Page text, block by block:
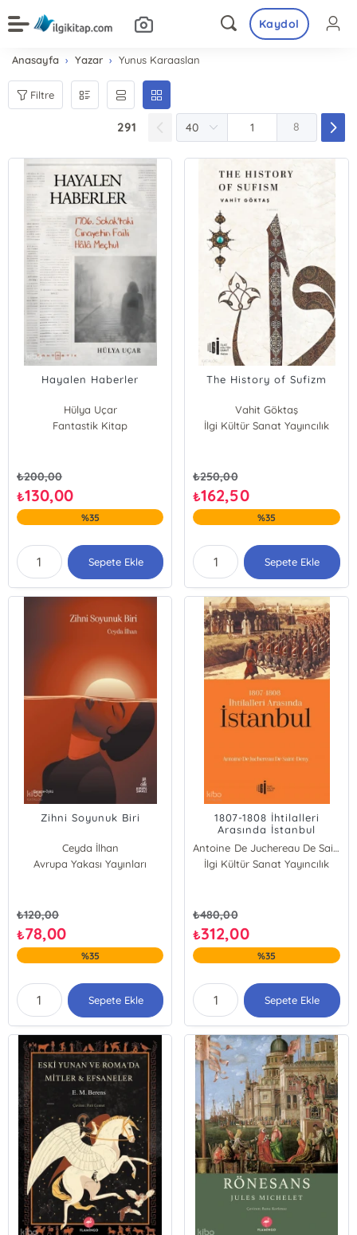
Kaydol
Anasayfa Yazar Yunus Karaaslan
Filtre
291 8
Hayalen Haberler
Hülya Uçar
Fantastik Kitap
₺200,00
₺130,00
%35
Sepete Ekle
The History of Sufizm
Vahit Göktaş
İlgi Kültür Sanat Yayıncılık
₺250,00
₺162,50
%35
Sepete Ekle
Zihni Soyunuk Biri
Ceyda İlhan
Avrupa Yakası Yayınları
₺120,00
₺78,00
%35
Sepete Ekle
1807-1808 İhtilalleri
Arasında İstanbul
Antoine De Juchereau De Saint-Denys
İlgi Kültür Sanat Yayıncılık
₺480,00
₺312,00
%35
Sepete Ekle